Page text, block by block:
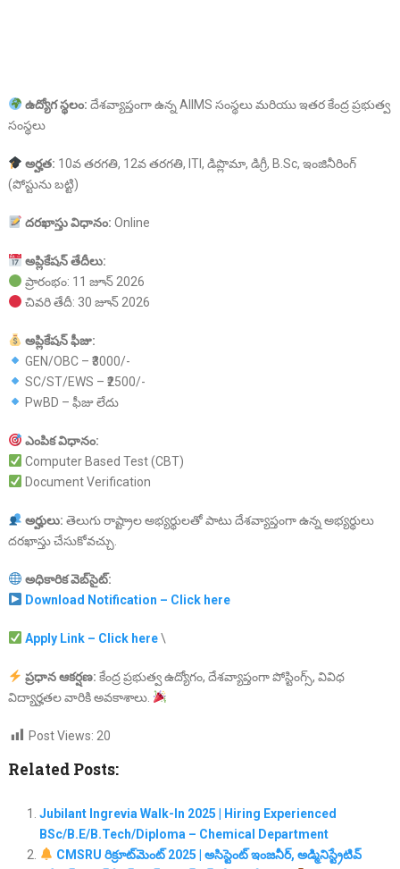
ఉద్యోగస్థలం: దేశవ్యాప్తంగా ఉన్న AIIMS సంస్థలు మరియు ఇతర కేంద్ర ప్రభుత్వ
సంస్థలు
అర్హత: 10వ తరగతి, 12వ తరగతి, ITI, డిప్లొమా, డిగ్రీ, B.Sc, ఇంజినీరింగ్
(పోస్టును బట్టి)
దరఖాస్తువిధానం: Online
అప్లికేషన్తేదీలు:
ప్రారంభం: 11 జూన్ 2026
చివరి తేదీ: 30 జూన్ 2026
అప్లికేషన్ఫీజు:
GEN/OBC – ₹3000/-
SC/ST/EWS – ₹2500/-
PwBD – ఫీజు లేదు
ఎంపికవిధానం:
Computer Based Test (CBT)
Document Verification
అర్హులు: తెలుగు రాష్ట్రాల అభ్యర్థులతో పాటు దేశవ్యాప్తంగా ఉన్న అభ్యర్థులు
దరఖాస్తు చేసుకోవచ్చు.
అధికారికవెబ్‌సైట్:
Download Notification – Click here
Apply Link – Click here\
ప్రధానఆకర్షణ: కేంద్ర ప్రభుత్వ ఉద్యోగం, దేశవ్యాప్తంగా పోస్టింగ్స్, వివిధ
విద్యార్హతల వారికి అవకాశాలు.
Post Views: 20
Related Posts:
Jubilant Ingrevia Walk-In 2025 | Hiring Experienced
BSc/B.E/B.Tech/Diploma – Chemical Department
CMSRU రిక్రూట్‌మెంట్ 2025 | అసిస్టెంట్ ఇంజనీర్, అడ్మినిస్ట్రేటివ్